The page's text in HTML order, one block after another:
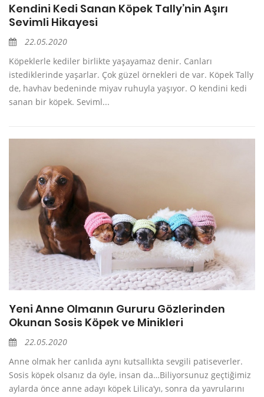
Kendini Kedi Sanan Köpek Tally’nin Aşırı
Sevimli Hikayesi
22.05.2020
Köpeklerle kediler birlikte yaşayamaz denir. Canları
istediklerinde yaşarlar. Çok güzel örnekleri de var. Köpek Tally
de, havhav bedeninde miyav ruhuyla yaşıyor. O kendini kedi
sanan bir köpek. Seviml...
Yeni Anne Olmanın Gururu Gözlerinden
Okunan Sosis Köpek ve Minikleri
22.05.2020
Anne olmak her canlıda aynı kutsallıkta sevgili patiseverler.
Sosis köpek olsanız da öyle, insan da…Biliyorsunuz geçtiğimiz
aylarda önce anne adayı köpek Lilica‘yı, sonra da yavrularını